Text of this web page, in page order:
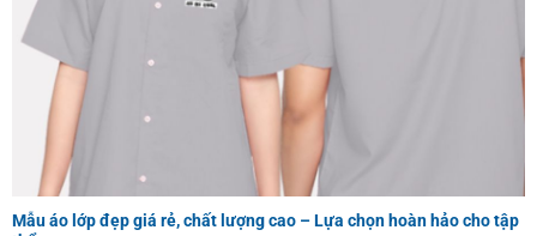
Mẫu áo lớp đẹp giá rẻ, chất lượng cao – Lựa chọn hoàn hảo cho tập